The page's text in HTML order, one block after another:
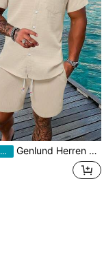
EU Warehouse Genlund Herren Einfarbiges Hemd mit Knöpfen & Shorts mit Kordelzug an der Taille, gemütliche Outfits, Urlaubsoutfit